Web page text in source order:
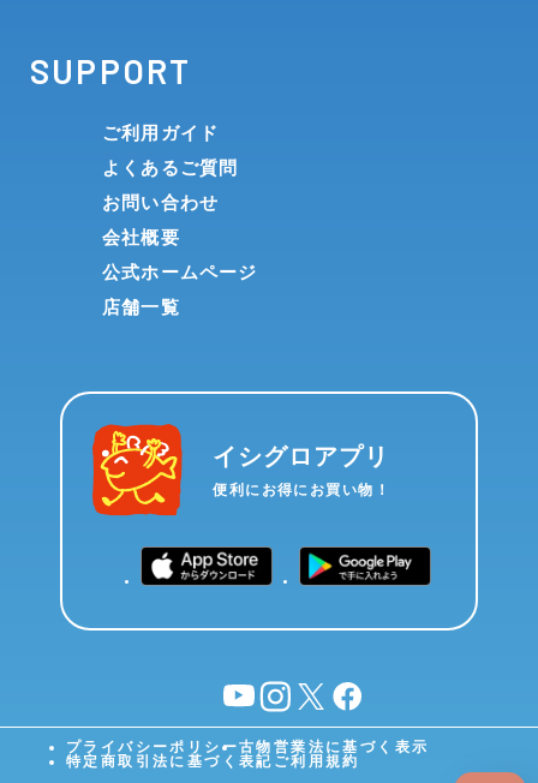
SUPPORT
ご利用ガイド
よくあるご質問
お問い合わせ
会社概要
公式ホームページ
店舗一覧
イシグロアプリ
便利にお得にお買い物！
YouTubeinstagram
X facebook
プライバシーポリシー古物営業法に基づく表示
特定商取引法に基づく表記 ご利用規約